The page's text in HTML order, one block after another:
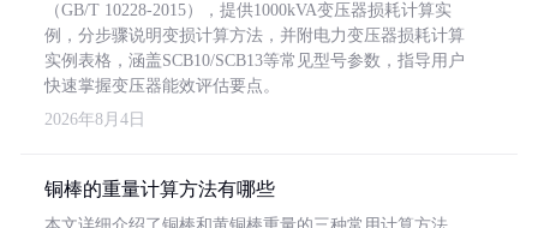
（GB/T 10228-2015），提供1000kVA变压器损耗计算实
例，分步骤说明变损计算方法，并附电力变压器损耗计算
实例表格，涵盖SCB10/SCB13等常见型号参数，指导用户
快速掌握变压器能效评估要点。
2026年8月4日
铜棒的重量计算方法有哪些